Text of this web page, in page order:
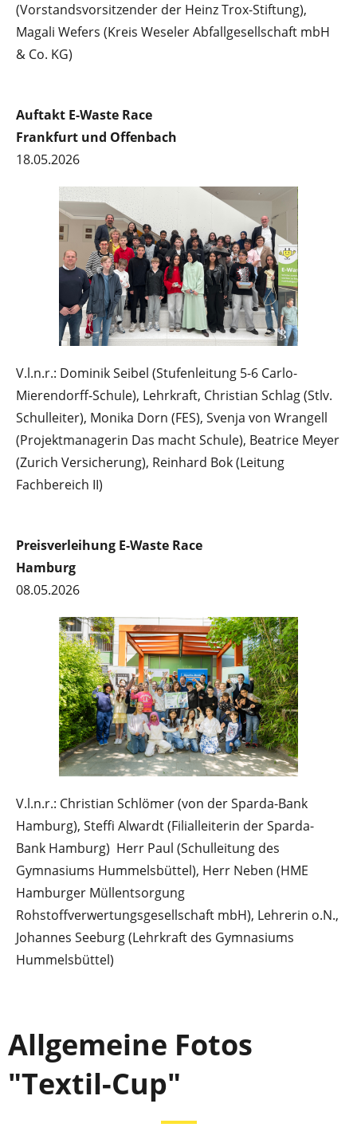
(Vorstandsvorsitzender der Heinz Trox-Stiftung),
Magali Wefers (Kreis Weseler Abfallgesellschaft mbH
& Co. KG)
Auftakt E-Waste Race
Frankfurt und Offenbach
18.05.2026
V.l.n.r.: Dominik Seibel (Stufenleitung 5-6 Carlo-
Mierendorff-Schule), Lehrkraft, Christian Schlag (Stlv.
Schulleiter), Monika Dorn (FES), Svenja von Wrangell
(Projektmanagerin Das macht Schule), Beatrice Meyer
(Zurich Versicherung), Reinhard Bok (Leitung
Fachbereich II)
Preisverleihung E-Waste Race
Hamburg
08.05.2026
V.l.n.r.: Christian Schlömer (von der Sparda-Bank
Hamburg), Steffi Alwardt (Filialleiterin der Sparda-
Bank Hamburg) Herr Paul (Schulleitung des
Gymnasiums Hummelsbüttel), Herr Neben (HME
Hamburger Müllentsorgung
Rohstoffverwertungsgesellschaft mbH), Lehrerin o.N.,
Johannes Seeburg (Lehrkraft des Gymnasiums
Hummelsbüttel)
Allgemeine Fotos
"Textil-Cup"